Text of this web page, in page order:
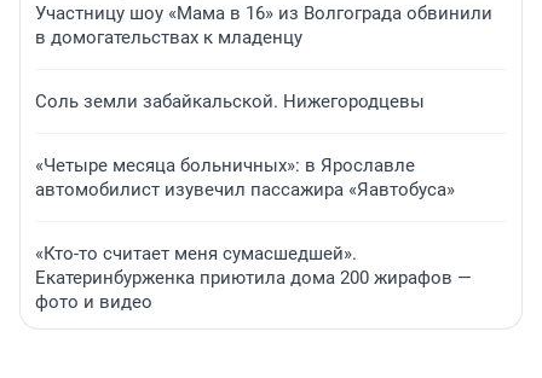
Участницу шоу «Мама в 16» из Волгограда обвинили
в домогательствах к младенцу
Соль земли забайкальской. Нижегородцевы
«Четыре месяца больничных»: в Ярославле
автомобилист изувечил пассажира «Яавтобуса»
«Кто-то считает меня сумасшедшей».
Екатеринбурженка приютила дома 200 жирафов —
фото и видео